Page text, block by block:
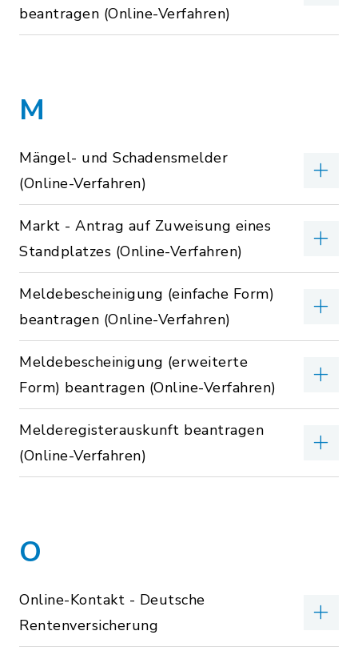
beantragen (Online-Verfahren)
M
Mängel- und Schadensmelder
(Online-Verfahren)
Markt - Antrag auf Zuweisung eines
Standplatzes (Online-Verfahren)
Meldebescheinigung (einfache Form)
beantragen (Online-Verfahren)
Meldebescheinigung (erweiterte
Form) beantragen (Online-Verfahren)
Melderegisterauskunft beantragen
(Online-Verfahren)
O
Online-Kontakt - Deutsche
Rentenversicherung